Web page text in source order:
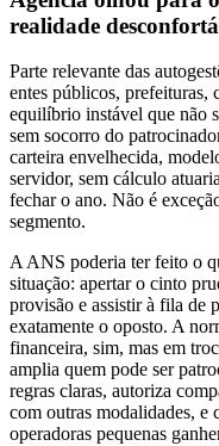
realidade
Parte relevante das
entes públicos, prefeituras,
equilíbrio instável que não
sem socorro do
carteira envelhecida,
servidor, sem cálculo
fechar o ano. Não é
segmento.
A ANS poderia ter feito o
situação: apertar o cinto
provisão e assistir à fila de
exatamente o oposto. A
financeira, sim, mas em
amplia quem pode ser
regras claras, autoriza
com outras modalidades, e
operadoras pequenas